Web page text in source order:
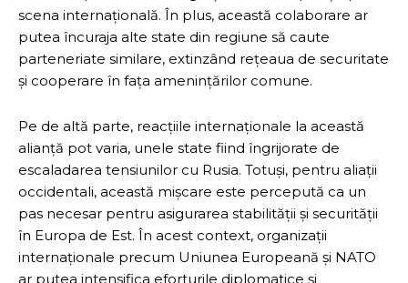
scena internațională. În plus, această colaborare ar
putea încuraja alte state din regiune să caute
parteneriate similare, extinzând rețeaua de securitate
și cooperare în fața amenințărilor comune.
Pe de altă parte, reacțiile internaționale la această
alianță pot varia, unele state fiind îngrijorate de
escaladarea tensiunilor cu Rusia. Totuși, pentru aliații
occidentali, această mișcare este percepută ca un
pas necesar pentru asigurarea stabilității și securității
în Europa de Est. În acest context, organizații
internaționale precum Uniunea Europeană și NATO
ar putea intensifica eforturile diplomatice și